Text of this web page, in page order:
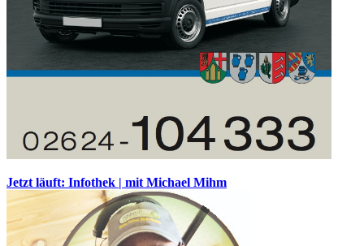
Jetzt läuft: Infothek | mit Michael Mihm